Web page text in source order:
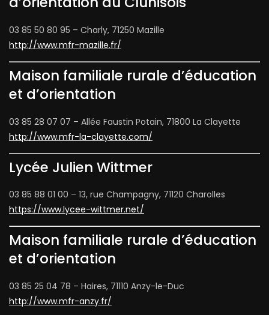
03 85 50 80 95 – Charly, 71250 Mazille
http://www.mfr-mazille.fr/
Maison familiale rurale d’éducation
et d’orientation
03 85 28 07 07 – Allée Faustin Potain, 71800 La Clayette
http://www.mfr-la-clayette.com/
Lycée Julien Wittmer
03 85 88 01 00 – 13, rue Champagny, 71120 Charolles
https://www.lycee-wittmer.net/
Maison familiale rurale d’éducation
et d’orientation
03 85 25 04 78 – Haires, 71110 Anzy-le-Duc
http://www.mfr-anzy.fr/